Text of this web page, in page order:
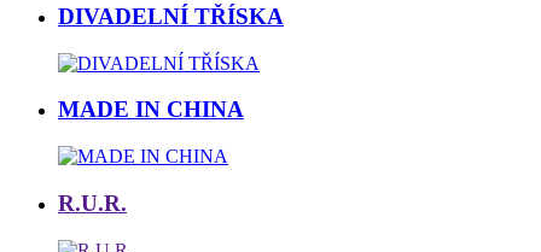
DIVADELNÍ TŘÍSKA
MADE IN CHINA
R.U.R.